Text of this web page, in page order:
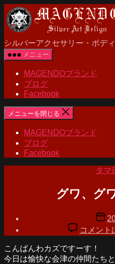
コ
ン
テ
ン
ツ
へ
シルバーアクセサリー・ボデ
メニュー
MAGENDOブランド
ブログ
Facebook
メニューを閉じる
MAGENDOブランド
ブログ
Facebook
リ
タマ
グワ、グ
者
者:
TAMA
投
稿
日
グ
ワ、
グ
ワ、
コメント
こんばんわカズですーす！
今日は愉快な会津の仲間たち